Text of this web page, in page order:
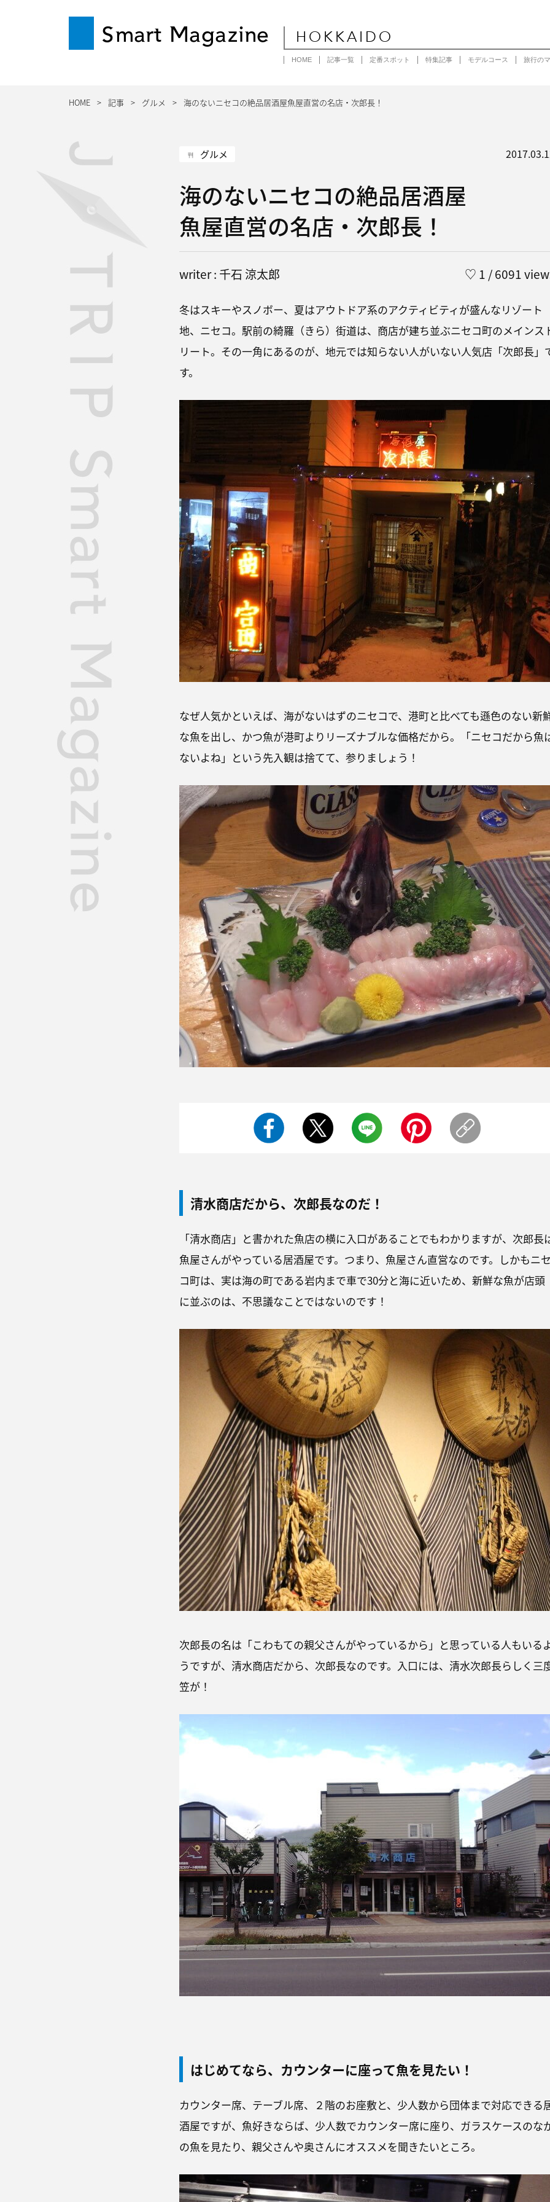
Smart Magazine HOKKAIDO
HOME 記事一覧 定番スポット 特集記事 モデルコース 旅行の
HOME 記事 グルメ 海のないニセコの絶品居酒屋魚屋直営の名店・次郎長！
グルメ
海のないニセコの絶品居酒屋
魚屋直営の名店・次郎長！
writer : 千石 涼太郎 ♡ 1 / 6091
冬はスキーやスノボー、夏はアウトドア系のアクティビティが盛んなリゾート
地、ニセコ。駅前の綺羅（きら）街道は、商店が建ち並ぶニセコ町のメインス
リート。その一角にあるのが、地元では知らない人がいない人気店「次郎長」
す。
なぜ人気かといえば、海がないはずのニセコで、港町と比べても遜色のない新
な魚を出し、かつ魚が港町よりリーズナブルな価格だから。「ニセコだから魚
ないよね」という先入観は捨てて、参りましょう！
清水商店だから、次郎長なのだ！
「清水商店」と書かれた魚店の横に入口があることでもわかりますが、次郎長
魚屋さんがやっている居酒屋です。つまり、魚屋さん直営なのです。しかもニ
コ町は、実は海の町である岩内まで車で30分と海に近いため、新鮮な魚が店頭
に並ぶのは、不思議なことではないのです！
次郎長の名は「こわもての親父さんがやっているから」と思っている人もいる
うですが、清水商店だから、次郎長なのです。入口には、清水次郎長らしく三
笠が！
はじめてなら、カウンターに座って魚を見たい！
カウンター席、テーブル席、２階のお座敷と、少人数から団体まで対応できる
酒屋ですが、魚好きならば、少人数でカウンター席に座り、ガラスケースのな
の魚を見たり、親父さんや奥さんにオススメを聞きたいところ。